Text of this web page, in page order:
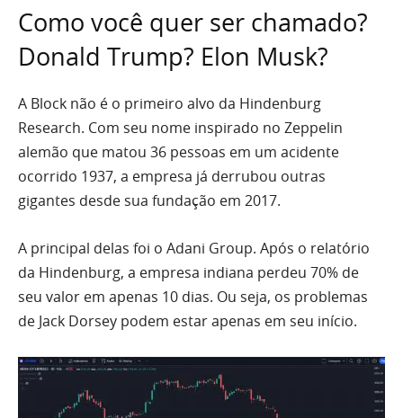
Como você quer ser chamado?
Donald Trump? Elon Musk?
A Block não é o primeiro alvo da Hindenburg
Research. Com seu nome inspirado no Zeppelin
alemão que matou 36 pessoas em um acidente
ocorrido 1937, a empresa já derrubou outras
gigantes desde sua fundação em 2017.
A principal delas foi o Adani Group. Após o relatório
da Hindenburg, a empresa indiana perdeu 70% de
seu valor em apenas 10 dias. Ou seja, os problemas
de Jack Dorsey podem estar apenas em seu início.